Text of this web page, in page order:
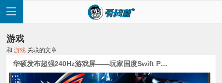
游戏
和游戏 关联的文章
华硕发布超强240Hz游戏屏——玩家国度Swift PG258Q